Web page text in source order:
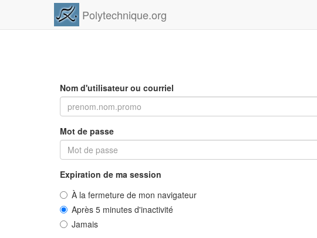
Polytechnique.org
Nom d'utilisateur ou courriel
Mot de passe
Expiration de ma session
À la fermeture de mon navigateur
Après 5 minutes d'inactivité
Jamais